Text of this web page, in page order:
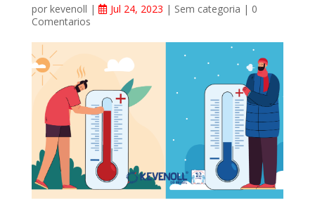
por kevenoll | Jul 24, 2023 | Sem categoria | 0
Comentarios